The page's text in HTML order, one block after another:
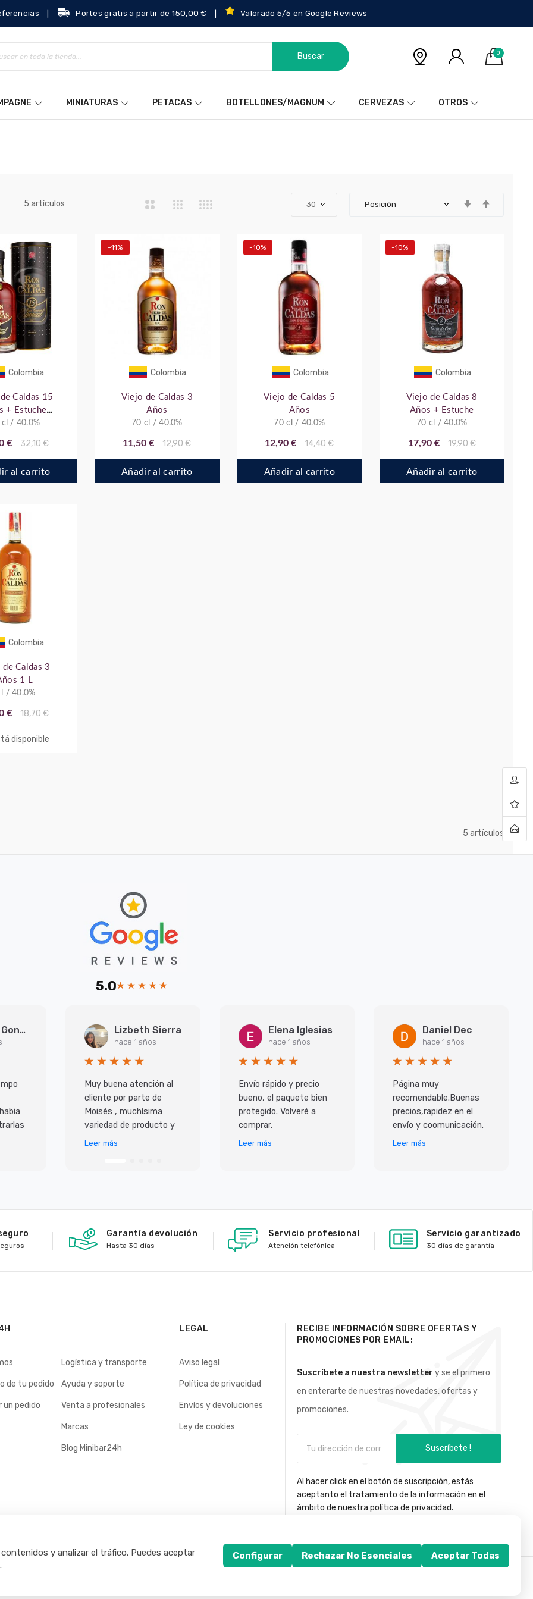
Portes gratis a partir de 150,00 € Valorado 5/5 en Google Reviews
0
Buscar
MINIATURAS PETACAS BOTELLONES/MAGNUM CERVEZAS OTROS
y analizar el tráfico. Puedes aceptar
Configurar Rechazar No Esenciales Aceptar Todas
5 artículos
Colombia
Caldas 15
+ Estuche
Metal
cl / 40.0%
€ 32,10 €
al carrito
Colombia
-11%
Viejo de Caldas 3
Años
70 cl / 40.0%
11,50 € 12,90 €
Añadir al carrito
Colombia
-10%
Viejo de Caldas 5
Años
70 cl / 40.0%
12,90 € 14,40 €
Añadir al carrito
Colombia
-10%
Viejo de Caldas 8
Años + Estuche
70 cl / 40.0%
17,90 € 19,90 €
Añadir al carrito
Colombia
Caldas 3
1 L
l / 40.0%
€ 18,70 €
disponible
5 artículos
5.0
Arantxa Gonzalez Martinez Lizbeth Sierra
hace 1 años
Muy buena atención al
cliente por parte de
Moisés , muchísima
variedad de producto y
lo mejor es que todo
Leer más
Elena Iglesias
hace 1 años
Envío rápido y precio
bueno, el paquete bien
protegido. Volveré a
comprar.
Leer más
Daniel Dec
hace 1 años
Página muy
recomendable.Buenas
precios,rapidez en el
envío y coomunicación.
Leer más
Garantía devolución
Hasta 30 días
Servicio profesional
Atención telefónica
Servicio garantizado
30 días de garantía
Logística y transporte
de tu pedido Ayuda y soporte
un pedido Venta a profesionales
Marcas
Blog Minibar24h
LEGAL
Aviso legal
Política de privacidad
Envíos y devoluciones
Ley de cookies
RECIBE INFORMACIÓN SOBRE OFERTAS Y
PROMOCIONES POR EMAIL:
Suscríbete a nuestra newsletter y se el primero
en enterarte de nuestras novedades, ofertas y
promociones.
Suscríbete !
Al hacer click en el botón de suscripción, estás
aceptanto el tratamiento de la información en el
ámbito de nuestra política de privacidad.